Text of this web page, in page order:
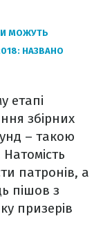
МОЖУТЬ
НАЗВАНО
етапі
збірних
– такою
патронів, а
пішов з
призерів